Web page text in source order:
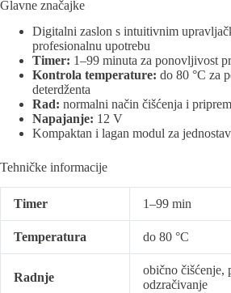
Glavne značajke
Digitalni zaslon s intuitivnim
profesionalnu upotrebu
Timer: 1–99 minuta za ponovljivost
Kontrola temperature: do 80 °C za
deterdženta
Rad: normalni način čišćenja i
Napajanje: 12 V
Kompaktan i lagan modul za
Tehničke informacije
Timer 1–99 min
Temperatura do 80 °C
Radnje
obično čišćenje,
odzračivanje